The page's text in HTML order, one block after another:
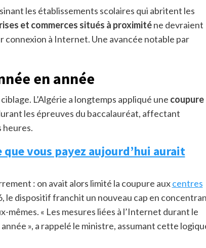
les établissements scolaires qui abritent les
et commerces situés à proximiténe devraient
à Internet. Une avancée notable par
en année
L’Algérie a longtemps appliqué une coupure
les épreuves du baccalauréat, affectant
heures.
vous payez aujourd’hui aurait
: on avait alors limité la coupure auxcentres
le dispositif franchit un nouveau cap en
« Les mesures liées à l’Internet durant le
», a rappelé le ministre, assumant cette